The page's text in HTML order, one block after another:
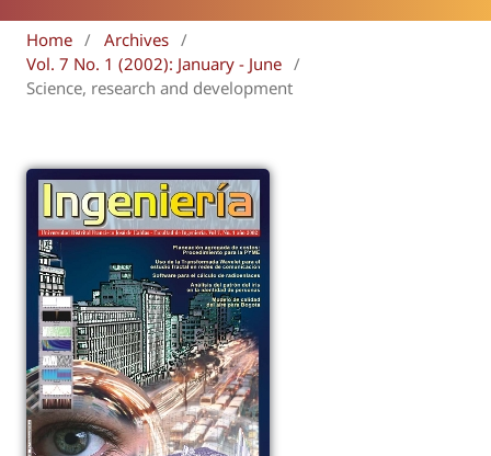
Home / Archives /
Vol. 7 No. 1 (2002): January - June /
Science, research and development